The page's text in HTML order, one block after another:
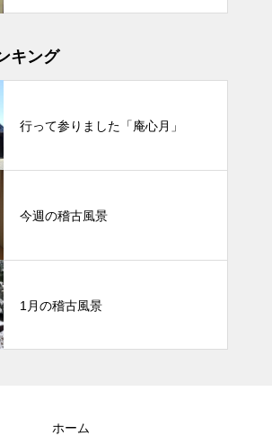
キング
行って参りました「庵心月」
今週の稽古風景
1月の稽古風景
ホーム